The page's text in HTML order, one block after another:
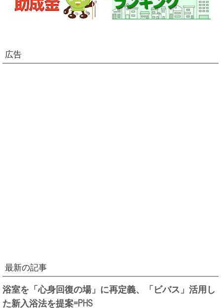
広告
最新の記事
浴室を「心身回復の場」に再定義、「ビバス」活用し
た新入浴法を提案=PHS